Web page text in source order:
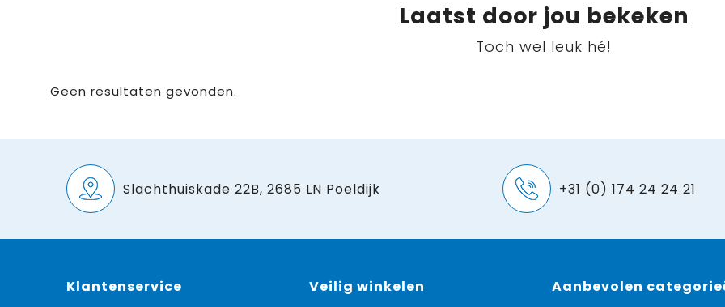
Laatst door jou bekeken
Toch wel leuk hé!
Geen resultaten gevonden.
Slachthuiskade 22B, 2685 LN Poeldijk +31 (0) 174 24 24 21
Klantenservice Veilig winkelen Aanbevolen